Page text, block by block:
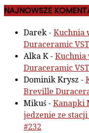
NAJNOWSZE
Darek - Kuchnia
Duraceramic
Alka K- Kuchnia
Duraceramic
Dominik Krysz -
Breville
Mikuś - Kanapki
jedzenie ze
#232